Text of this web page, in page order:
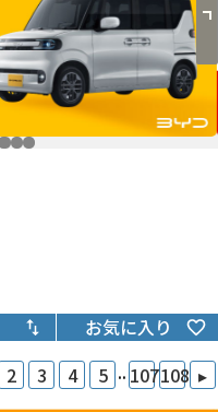
お気に入り
2 3 4 5 .. 107108 ▸